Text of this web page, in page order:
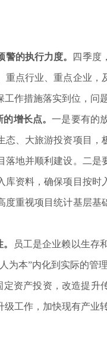
的执行力度。 四季度
重点行业、重点企业
工作措施落实到位，问
的增长点。一是要有的
态、大旅游投资项目
落地并顺利建设。二
库资料，确保项目按
度重视项目统计基层
员工是企业赖以生存
为本”内化到实际的
定资产投资，改造提升
级工作，加快现有产